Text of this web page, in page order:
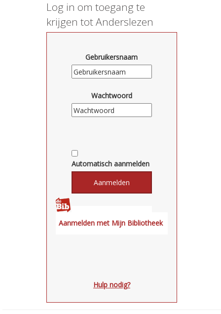
Log in om toegang te
krijgen tot Anderslezen
Gebruikersnaam
Wachtwoord
Automatisch aanmelden
Hulp nodig?